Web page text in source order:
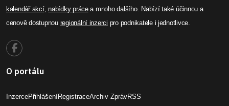
kalendář akcí,nabídky prácea mnoho dalšího. Nabízí také účinnou a
cenově dostupnou regionální inzerci pro podnikatele i jednotlivce.
O portálu
InzercePřihlášeníRegistraceArchiv ZprávRSS